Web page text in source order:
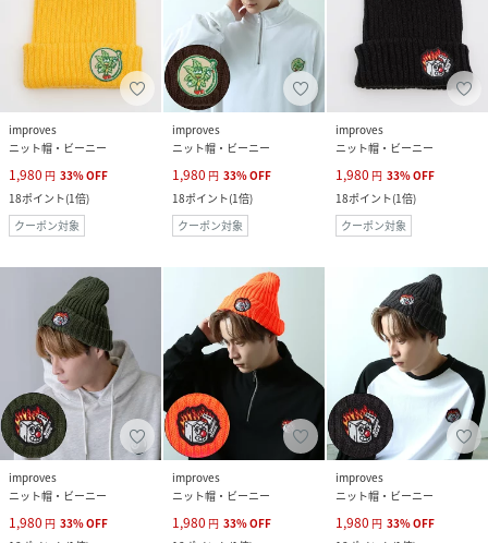
improves
ニット帽・ビーニー
1,980 円 33%OFF
18ポイント(1倍)
クーポン対象
improves
ニット帽・ビーニー
1,980 円 33%OFF
18ポイント(1倍)
クーポン対象
improves
ニット帽・ビーニー
1,980 円 33%OFF
18ポイント(1倍)
クーポン対象
improves
ニット帽・ビーニー
1,980 円 33%OFF
improves
ニット帽・ビーニー
1,980 円 33%OFF
improves
ニット帽・ビーニー
1,980 円 33%OFF